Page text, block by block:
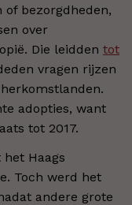
of bezorgdheden,
over
Die leidden tot
vragen rijzen
adopties, want
tot 2017.
Haags
Toch werd het
andere grote